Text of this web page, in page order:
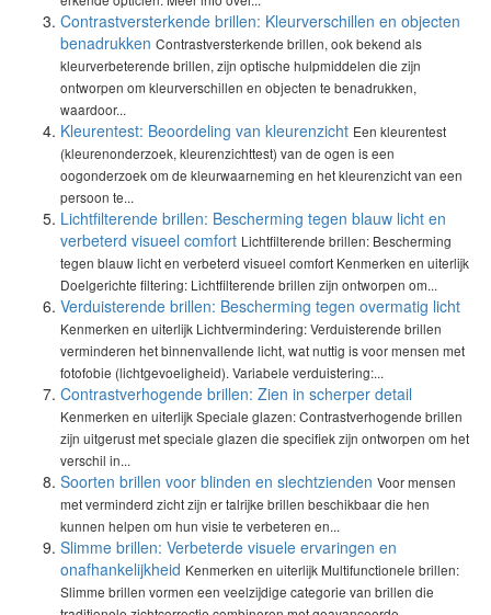
Contrastversterkende brillen: Kleurverschillen en objecten
benadrukken Contrastversterkende brillen, ook bekend als
kleurverbeterende brillen, zijn optische hulpmiddelen die zijn
ontworpen om kleurverschillen en objecten te benadrukken,
waardoor...
Kleurentest: Beoordeling van kleurenzicht Een kleurentest
(kleurenonderzoek, kleurenzichttest) van de ogen is een
oogonderzoek om de kleurwaarneming en het kleurenzicht van een
persoon te...
Lichtfilterende brillen: Bescherming tegen blauw licht en
verbeterd visueel comfort Lichtfilterende brillen: Bescherming
tegen blauw licht en verbeterd visueel comfort Kenmerken en uiterlijk
Doelgerichte filtering: Lichtfilterende brillen zijn ontworpen om...
Verduisterende brillen: Bescherming tegen overmatig licht
Kenmerken en uiterlijk Lichtvermindering: Verduisterende brillen
verminderen het binnenvallende licht, wat nuttig is voor mensen met
fotofobie (lichtgevoeligheid). Variabele verduistering:...
Contrastverhogende brillen: Zien in scherper detail
Kenmerken en uiterlijk Speciale glazen: Contrastverhogende brillen
zijn uitgerust met speciale glazen die specifiek zijn ontworpen om het
verschil in...
Soorten brillen voor blinden en slechtzienden Voor mensen
met verminderd zicht zijn er talrijke brillen beschikbaar die hen
kunnen helpen om hun visie te verbeteren en...
Slimme brillen: Verbeterde visuele ervaringen en
onafhankelijkheid Kenmerken en uiterlijk Multifunctionele brillen:
Slimme brillen vormen een veelzijdige categorie van brillen die